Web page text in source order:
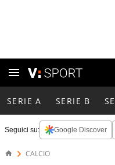
SERIE A SERIE B
Seguici su: Google Discover
CALCIO